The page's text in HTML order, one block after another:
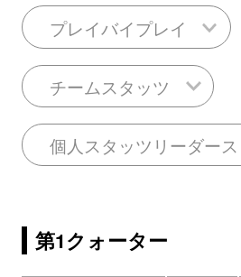
プレイバイプレイ
チームスタッツ
個人スタッツリーダース
第1クォーター